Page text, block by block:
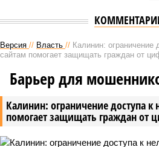
Версия // Власть // Калинин: ограничение
сайтам помогает защищать граждан от
Калинин: ограничение доступа
помогает защищать граждан от
Барьер для